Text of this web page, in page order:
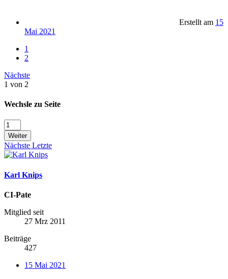
Erstellt am 15
Mai 2021
1
2
Nächste
1 von 2
Wechsle zu Seite
Weiter
Nächste Letzte
Karl Knips
CI-Pate
Mitglied seit
27 Mrz 2011
Beiträge
427
15 Mai 2021